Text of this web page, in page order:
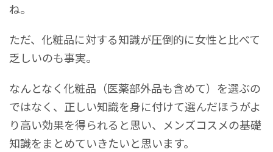
ね。
ただ、化粧品に対する知識が圧倒的に女性と比べて
乏しいのも事実。
なんとなく化粧品（医薬部外品も含めて）を選ぶの
ではなく、正しい知識を身に付けて選んだほうがよ
り高い効果を得られると思い、メンズコスメの基礎
知識をまとめていきたいと思います。